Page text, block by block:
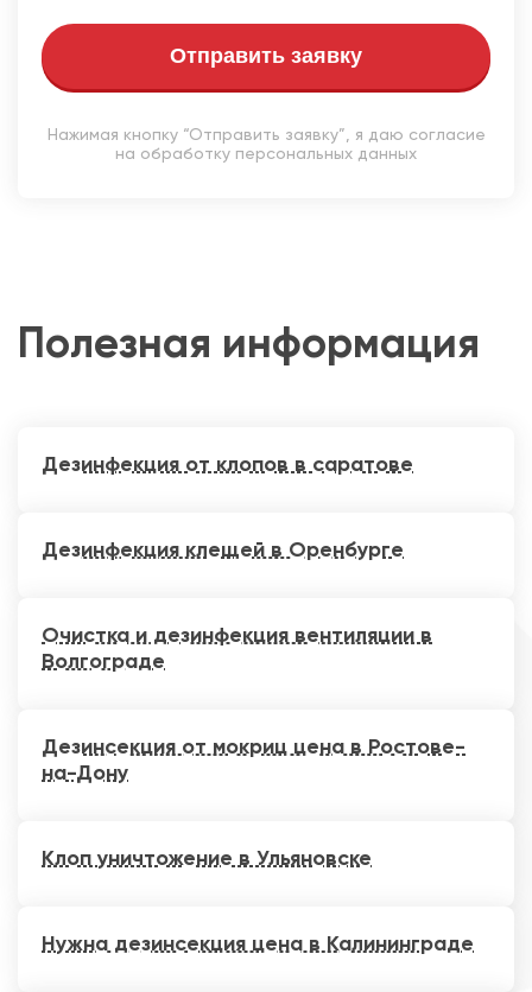
Отправить заявку
Нажимая кнопку “Отправить заявку”, я даю согласие
на обработку персональных данных
Полезная информация
Дезинфекция от клопов в саратове
Дезинфекция клещей в Оренбурге
Очистка и дезинфекция вентиляции в
Волгограде
Дезинсекция от мокриц цена в Ростове-
на-Дону
Клоп уничтожение в Ульяновске
Нужна дезинсекция цена в Калининграде